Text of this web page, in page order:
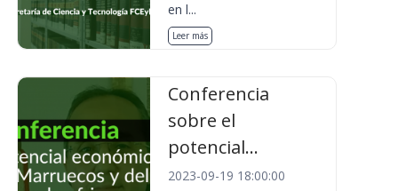
en l...
Leer más
Conferencia
sobre el
potencial...
2023-09-19 18:00:00